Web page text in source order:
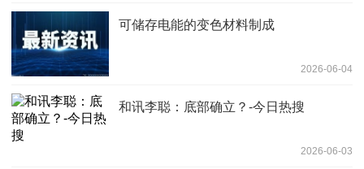
可储存电能的变色材料制成
2026-06-04
和讯李聪：底部确立？-今日热搜
2026-06-03